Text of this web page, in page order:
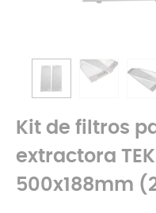
Kit de filtros
extractora
500x188mm